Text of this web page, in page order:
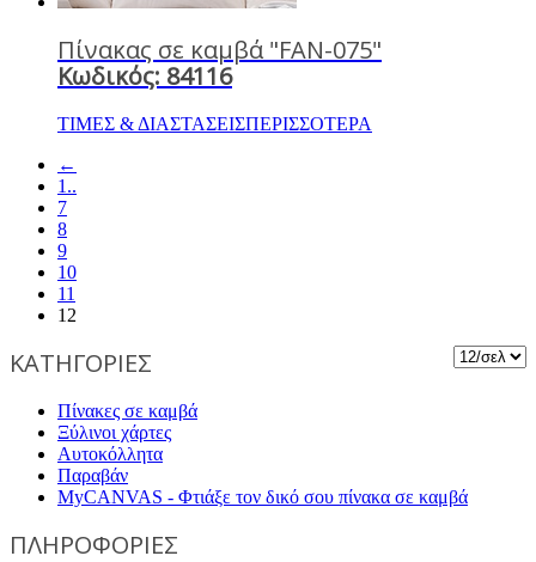
Πίνακας σε καμβά "FAN-075"
Κωδικός: 84116
ΤΙΜΕΣ & ΔΙΑΣΤΑΣΕΙΣΠΕΡΙΣΣΟΤΕΡΑ
←
1..
7
8
9
10
11
12
ΚΑΤΗΓΟΡΙΕΣ
Πίνακες σε καμβά
Ξύλινοι χάρτες
Αυτοκόλλητα
Παραβάν
MyCANVAS - Φτιάξε τον δικό σου πίνακα σε καμβά
ΠΛΗΡΟΦΟΡΙΕΣ